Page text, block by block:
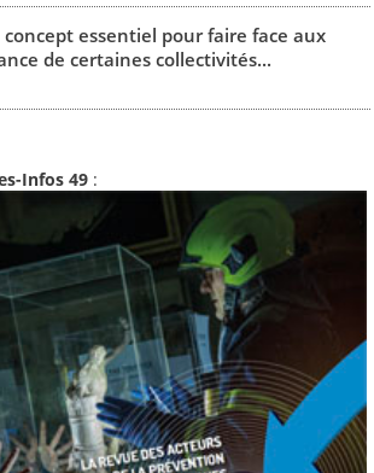
essentiel pour faire face aux
de certaines collectivités...
Infos 49 :